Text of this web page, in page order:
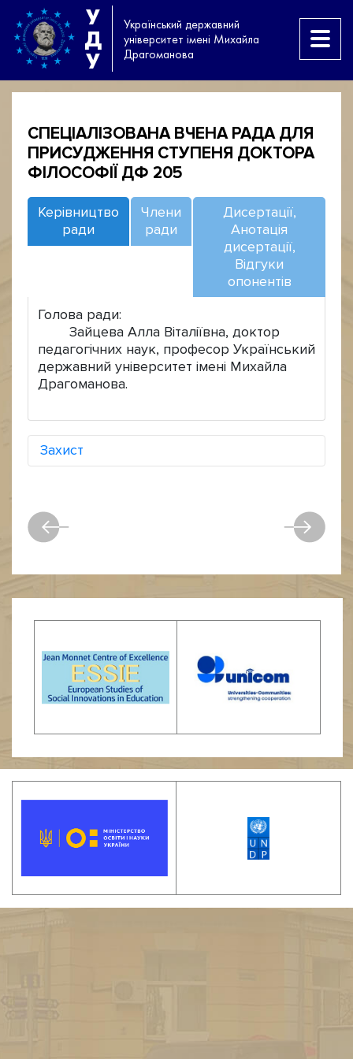
У
Д
У
Український державний
університет імені Михайла
Драгоманова
СПЕЦІАЛІЗОВАНА ВЧЕНА РАДА ДЛЯ
ПРИСУДЖЕННЯ СТУПЕНЯ ДОКТОРА
ФІЛОСОФІЇ ДФ 205
Керівництво
ради
Члени
ради
Дисертації,
Анотація
дисертації,
Відгуки
опонентів
Голова ради:
Зайцева Алла Віталіївна, доктор
педагогічних наук, професор Український
державний університет імені Михайла
Драгоманова.
Захист